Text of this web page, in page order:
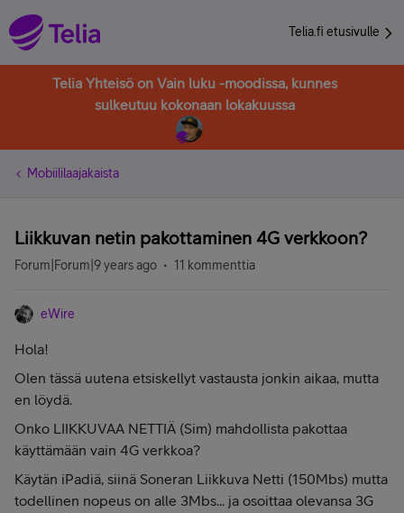
Telia.fi etusivulle
Telia Yhteisö on Vain luku -moodissa, kunnes
sulkeutuu kokonaan lokakuussa
Mobiililaajakaista
Liikkuvan netin pakottaminen 4G verkkoon?
Forum|Forum|9 years ago 11 kommenttia
eWire
Hola!
Olen tässä uutena etsiskellyt vastausta jonkin aikaa, mutta
en löydä.
Onko LIIKKUVAA NETTIÄ (Sim) mahdollista pakottaa
käyttämään vain 4G verkkoa?
Käytän iPadiä, siinä Soneran Liikkuva Netti (150Mbs) mutta
todellinen nopeus on alle 3Mbs... ja osoittaa olevansa 3G